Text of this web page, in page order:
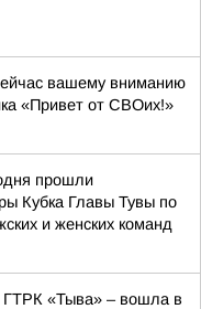
вашему вниманию
«Привет от СВОих!»
прошли
Кубка Главы Тувы по
и женских команд
«Тыва» – вошла в